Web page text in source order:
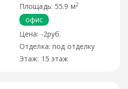
55.9 м2
офис
-2руб.
под отделку
15 этаж